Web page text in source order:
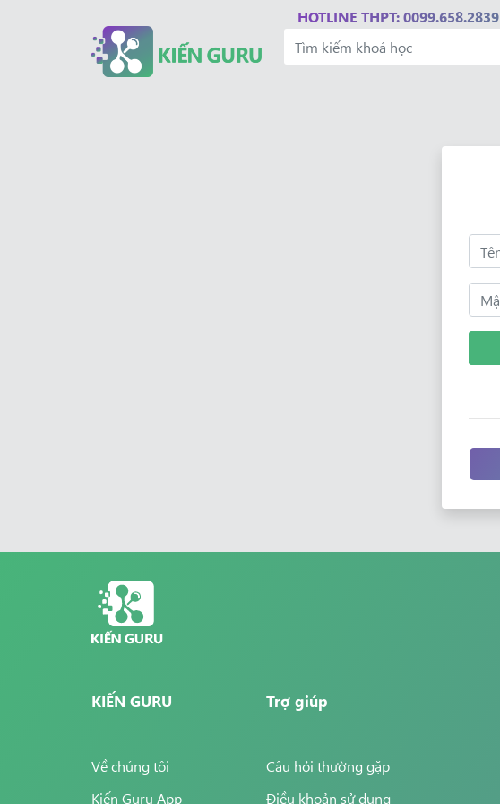
HOTLINE THPT: 0099.658.2839
KIẾN GURU
Về chúng tôi
Kiến Guru App
Trợ giúp
Câu hỏi thường gặp
Điều khoản sử dụng